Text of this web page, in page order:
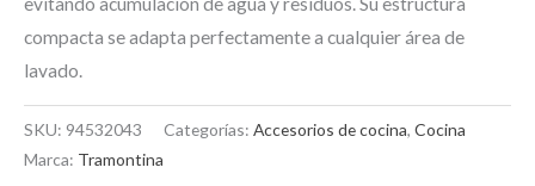
compacta se adapta perfectamente a cualquier área de
lavado.
SKU: 94532043 Categorías: Accesorios de cocina, Cocina
Marca: Tramontina